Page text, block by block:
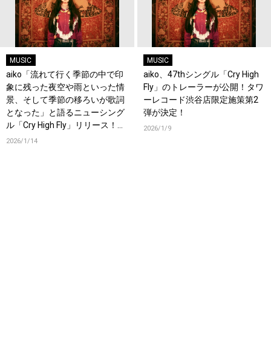
MUSIC
aiko「流れて行く季節の中で印
象に残った夜空や雨といった情
景、そして季節の移ろいが歌詞
となった」と語るニューシング
ル「Cry High Fly」リリース！オ
フィシャルインタビューも公
2026/1/14
MUSIC
aiko、47thシングル「Cry High
Fly」のトレーラーが公開！タワ
ーレコード渋谷店限定施策第2
弾が決定！
2026/1/9